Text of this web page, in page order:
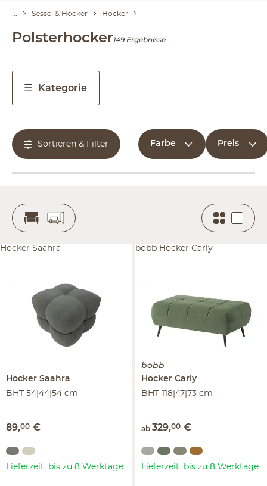
Sessel & Hocker Hocker
Polsterhocker149 Ergebnisse
Kategorie
Sortieren & Filter Farbe Preis
Hocker Saahra
BHT 54|44|54 cm
89,00 €
Hocker Saahra
Lieferzeit: bis zu 8 Werktage
bobb
Hocker Carly
BHT 118|47|73 cm
ab 329,00 €
bobb Hocker Carly
Lieferzeit: bis zu 8 Werktage